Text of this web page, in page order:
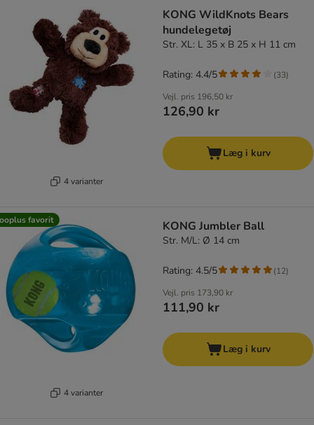
4 varianter
KONG WildKnots Bears
hundelegetøj
Str. XL: L 35 x B 25 x H 11 cm
Vejl. pris 196,50 kr
126,90 kr
Rating: 4.4/5 (33)
Læg i kurv
favorit
4 varianter
KONG Jumbler Ball
Str. M/L: Ø 14 cm
Vejl. pris 173,90 kr
111,90 kr
Rating: 4.5/5 (12)
Læg i kurv